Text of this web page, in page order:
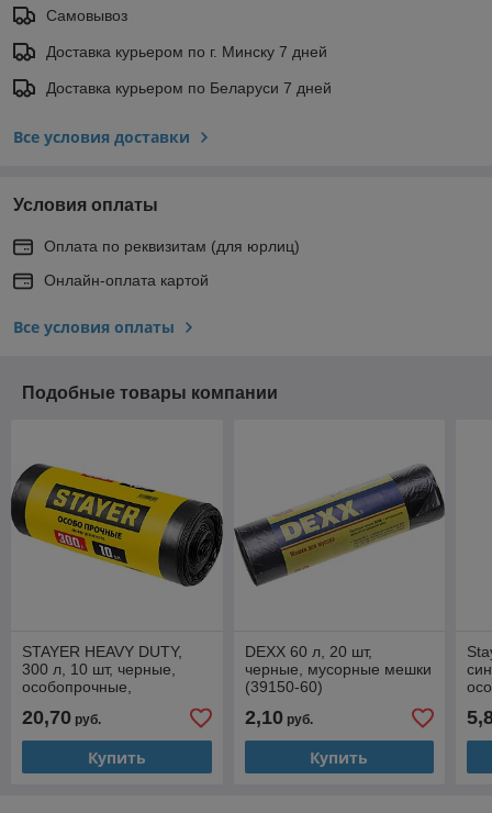
Самовывоз
Доставка курьером по г. Минску 7 дней
Доставка курьером по Беларуси 7 дней
Все условия доставки
Условия оплаты
Оплата по реквизитам (для юрлиц)
Онлайн-оплата картой
Все условия оплаты
Подобные товары компании
STAYER HEAVY DUTY,
300 л, 10 шт, черные,
особопрочные,
строительные мусорные
мешки (39157-300)
20,70 руб.
Купить
DEXX 60 л, 20 шт,
черные, мусорные мешки
(39150-60)
2,10руб.
Купить